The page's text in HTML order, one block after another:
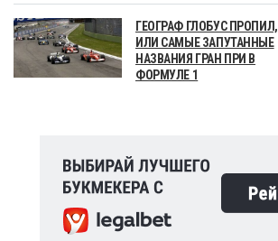
ГЕОГРАФ ГЛОБУС ПРОПИЛ,
ИЛИ САМЫЕ ЗАПУТАННЫЕ
НАЗВАНИЯ ГРАН ПРИ В
ФОРМУЛЕ 1